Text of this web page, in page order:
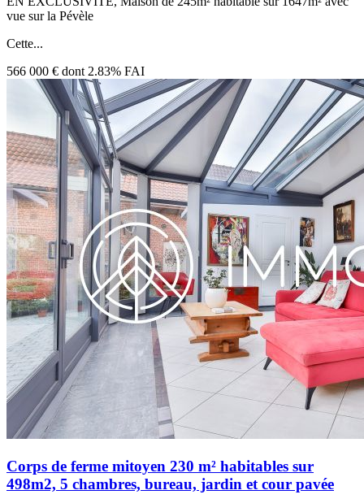
vue sur la Pévèle
Cette...
566 000 € dont 2.83% FAI
Corps de ferme mitoyen 230 m² habitables sur
498m2, 5 chambres, bureau, jardin et cour pavée